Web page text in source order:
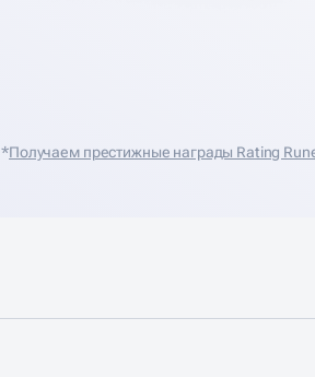
*Получаем престижные награды Rating